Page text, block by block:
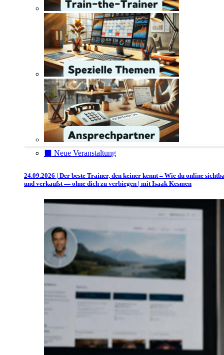
⬛️ Neue Veranstaltung
24.09.2026 | Der beste Trainer, den keiner kennt – Wie du online
und verkaufst — ohne dich zu verbiegen | mit Isaak Kesmen